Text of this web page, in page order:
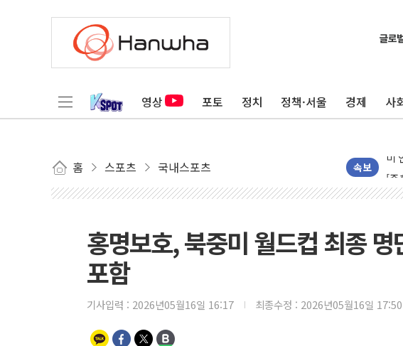
영상 포토 정치 정책·서울 경제 사
홈 스포츠 국내스포츠 속보
민
트
유
[
트
이
美
[
홍명보호, 북중미 월드컵 최종 명
포함
기사입력 : 2026년05월16일 16:17 최종수정 : 2026년05월16일 17:50